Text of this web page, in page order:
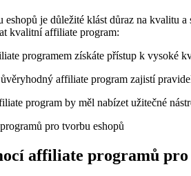
je důležité klást důraz na kvalitu
kvalitní affiliate program:
programem získáte přístup k vysoké
affiliate program zajistí
program by měl nabízet užitečné
affiliate programů pro